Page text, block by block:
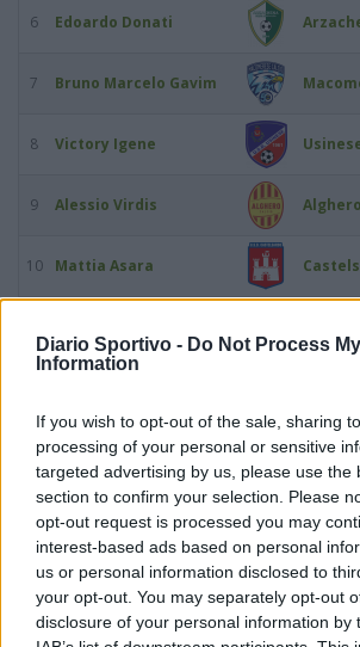
Diario Sportivo - Do Not Process
Information
If you wish to opt-out of the sale, sharing
processing of your personal or sensitive
targeted advertising by us, please use the
section to confirm your selection. Please
opt-out request is processed you may
interest-based ads based on personal
us or personal information disclosed to
your opt-out. You may separately opt-out
disclosure of your personal information by
6 Edoardo Donati
7 Bruno Marcelo Gavim
8 Victory Igene
9 Alessio Virdis
10 Mattia Asara
13 Gonzalo Gabriel Ferro
14 Antonio Mossa
15 Predrag Radovanovic
16 Nicolò Trenta